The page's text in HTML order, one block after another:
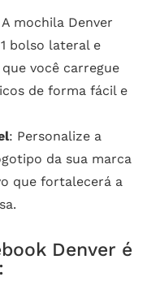
mochila Denver
bolso lateral e
você carregue
de forma fácil e
: Personalize a
da sua marca
que fortalecerá a
Denver é